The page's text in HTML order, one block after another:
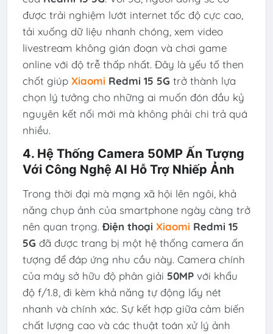
được trải nghiệm lướt internet tốc độ cực cao,
tải xuống dữ liệu nhanh chóng, xem video
livestream không gián đoạn và chơi game
online với độ trễ thấp nhất. Đây là yếu tố then
chốt giúp Xiaomi Redmi 15 5G trở thành lựa
chọn lý tưởng cho những ai muốn đón đầu kỷ
nguyên kết nối mới mà không phải chi trả quá
nhiều.
4. Hệ Thống Camera 50MP Ấn Tượng
Với Công Nghệ AI Hỗ Trợ Nhiếp Ảnh
Trong thời đại mà mạng xã hội lên ngôi, khả
năng chụp ảnh của smartphone ngày càng trở
nên quan trọng. Điện thoại Xiaomi Redmi 15
5G đã được trang bị một hệ thống camera ấn
tượng để đáp ứng nhu cầu này. Camera chính
của máy sở hữu độ phân giải 50MPvới khẩu
độ f/1.8, đi kèm khả năng tự động lấy nét
nhanh và chính xác. Sự kết hợp giữa cảm biến
chất lượng cao và các thuật toán xử lý ảnh